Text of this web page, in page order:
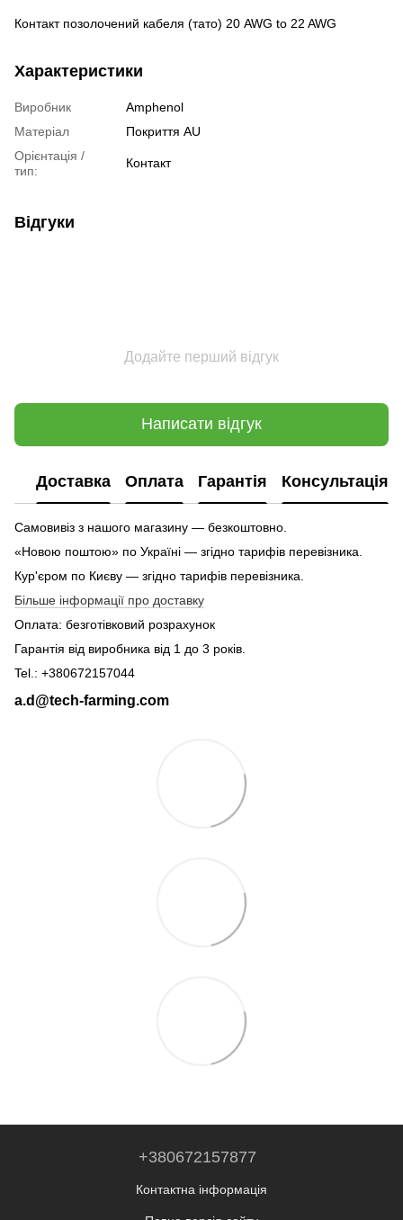
Контакт позолочений кабеля (тато) 20 AWG to 22 AWG
Характеристики
Виробник
Amphenol
Матеріал
Покриття AU
Орієнтація /
тип:
Контакт
Відгуки
Додайте перший відгук
Написати відгук
Доставка Оплата Гарантія Консультація
Самовивіз з нашого магазину — безкоштовно.
«Новою поштою» по Україні — згідно тарифів перевізника.
Кур'єром по Києву — згідно тарифів перевізника.
Більше інформації про доставку
Оплата: безготівковий розрахунок
Гарантія від виробника від 1 до 3 років.
Tel.: +380672157044
a.d@tech-farming.com
+380672157877
Контактна інформація